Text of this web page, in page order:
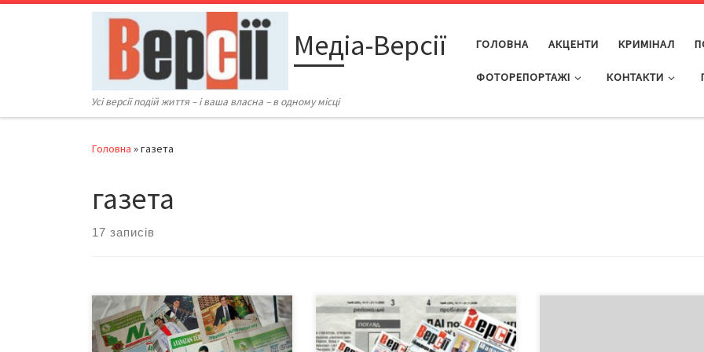
Перейти до вмісту
Медіа-Версії
Усі версії подій життя – і ваша власна – в одному місці
ГОЛОВНА АКЦЕНТИ КРИМІНАЛ
ФОТОРЕПОРТАЖІ КОНТАКТИ
Головна »газета
газета
17 записів
Правоохоронні органи
Туркменістану почали перевіряти
вбиральні громадян, щоб
…у час Інтернету, інформаційних
агенцій кожен рік життя
паперового видання – справжній